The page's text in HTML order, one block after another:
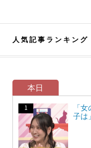
人気記事ランキング
本日
「
子は